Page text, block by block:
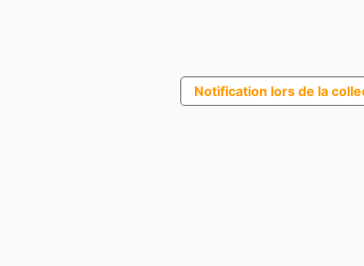
Notification lors de la